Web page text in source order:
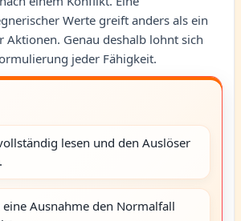
Werte greift anders als ein
Aktionen. Genau deshalb lohnt sich
jeder Fähigkeit.
lesen und den Auslöser
Ausnahme den Normalfall